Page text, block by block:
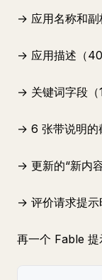
→ 应用名称和副
→ 应用描述（
→ 关键词字段（
→ 6 张带说明的
→ 更新的“新内
→ 评价请求提示
再一个 Fable 提